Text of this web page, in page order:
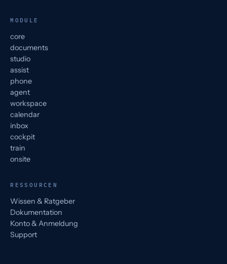
MODULE
core
documents
studio
assist
phone
agent
workspace
calendar
inbox
cockpit
train
onsite
RESSOURCEN
Wissen & Ratgeber
Dokumentation
Konto & Anmeldung
Support